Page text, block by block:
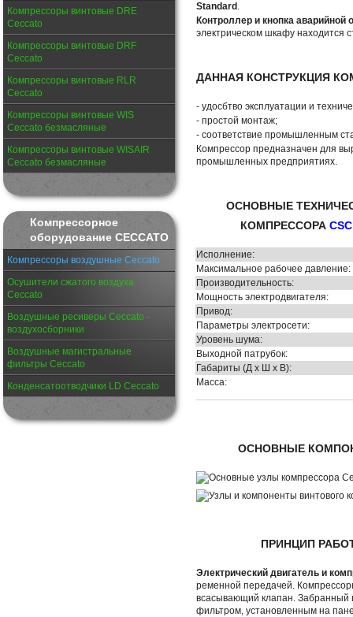
Компрессоры винтовые DRE
Ceccato
Компрессоры винтовые DRF
Ceccato
Компрессоры винтовые RLR
Ceccato
Компрессоры винтовые WIS
Ceccato безмасляные
Компрессоры винтовые WISAIR
Ceccato безмасляные
Компрессорное
оборудование CECCATO
Компрессоры воздушные Ceccato
Осушители сжатого воздуха
Ceccato
Воздушные ресиверы Ceccato -
воздухосборники
Воздушные магистральные
фильтры Ceccato
Конденсатоотводчики LD Ceccato
Standard .
Контроллер и кнопка аварийной
электрическом шкафу находится
ДАННАЯ КОНСТРУКЦИЯ
- удосбтво эксплуатации и
- простой монтаж;
- соответствие промышленным
Компрессор предназначен для
промышленных предприятиях.
ОСНОВНЫЕ
КОМПРЕССОРА
Исполнение:
Максимальное рабочее давление:
Производительность:
Мощность электродвигателя:
Привод:
Параметры электросети:
Уровень шума:
Выходной патрубок:
Габариты (Д х Ш х В):
Масса:
ОСНОВНЫЕ
ПРИНЦИП
Электрический двигатель и
ременной передачей.
всасывающий клапан. Забранный
фильтром, установленным на